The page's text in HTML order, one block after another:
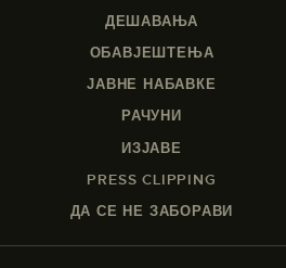
ДЕШАВАЊА
ОБАВЈЕШТЕЊА
ЈАВНЕ НАБАВКЕ
РАЧУНИ
ИЗЈАВЕ
PRESS CLIPPING
ДА СЕ НЕ ЗАБОРАВИ